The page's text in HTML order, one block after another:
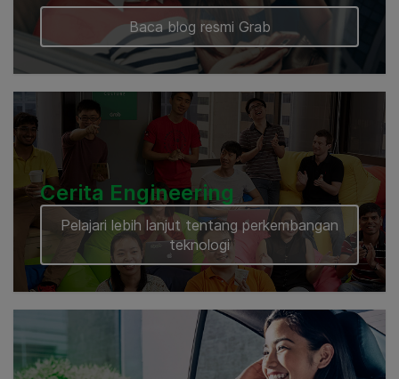
Baca blog resmi Grab
Cerita Engineering
Pelajari lebih lanjut tentang perkembangan
teknologi